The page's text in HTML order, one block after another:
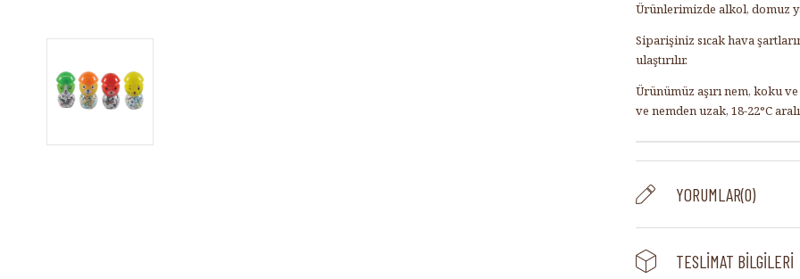
Ürünlerimizde alkol, domuz
Siparişiniz sıcak hava
ulaştırılır.
Ürünümüz aşırı nem, koku
ve nemden uzak, 18-22°C
YORUMLAR(0)
TESLIMAT BILGILERI